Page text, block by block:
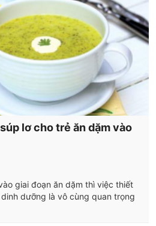
lơ cho trẻ ăn dặm vào
giai đoạn ăn dặm thì việc thiết
dưỡng là vô cùng quan trọng